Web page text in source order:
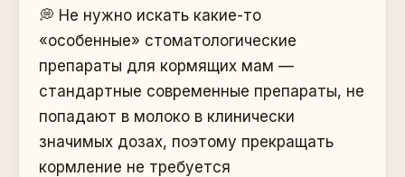
💭 Не нужно искать какие-то
«особенные» стоматологические
препараты для кормящих мам —
стандартные современные препараты, не
попадают в молоко в клинически
значимых дозах, поэтому прекращать
кормление не требуется